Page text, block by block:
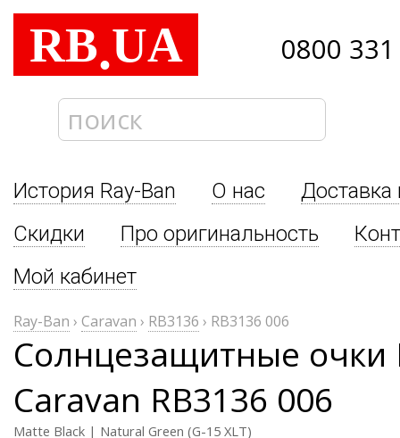
RB.UA 0800
История Ray-Ban О нас
Доставка
Скидки
Про оригинальность
Мой кабинет
Ray-Ban › Caravan › RB3136 › RB3136 006
Солнцезащитные очки
Caravan RB3136 006
Matte Black | Natural Green (G-15 XLT)